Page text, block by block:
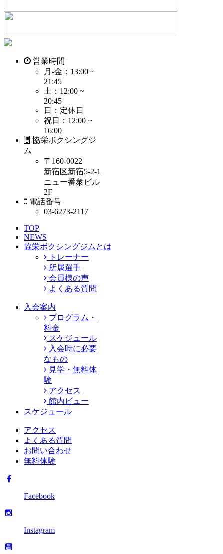
営業時間
月-金：13:00 ~
21:45
土：12:00 ~
20:45
日：定休日
祝日：12:00 ~
16:00
協栄ボクシングジ
ム
〒160-0022
新宿区新宿5-2-1
ニュー番衆ビル
2F
電話番号
03-6273-2117
TOP
NEWS
協栄ボクシングジムとは
トレーナー
所属選手
会員様の声
よくある質問
入会案内
プログラム・
料金
スケジュール
入会時に必要
なもの
見学・無料体
験
アクセス
館内ビュー
スケジュール
アクセス
よくある質問
お問い合わせ
無料体験
Facebook
Instagram